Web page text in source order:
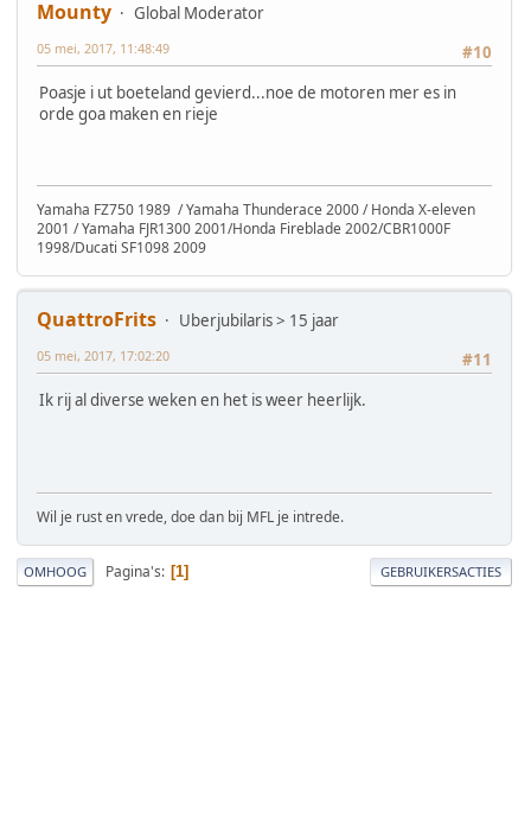
Mounty
Global Moderator
#10
05 mei, 2017, 11:48:49
Poasje i ut boeteland gevierd...noe de motoren mer es in
orde goa maken en rieje
Yamaha FZ750 1989 / Yamaha Thunderace 2000 / Honda X-eleven
2001 / Yamaha FJR1300 2001/Honda Fireblade 2002/CBR1000F
1998/Ducati SF1098 2009
QuattroFrits
Uberjubilaris > 15 jaar
#11
05 mei, 2017, 17:02:20
Ik rij al diverse weken en het is weer heerlijk.
Wil je rust en vrede, doe dan bij MFL je intrede.
OMHOOG Pagina's 1 GEBRUIKERSACTIES